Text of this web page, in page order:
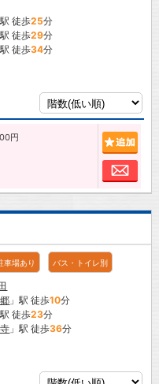
駅 徒歩25分
駅 徒歩29分
駅 徒歩34分
円
お
車場あり バス・トイレ別
」駅 徒歩10分
駅 徒歩23分
」駅 徒歩36分